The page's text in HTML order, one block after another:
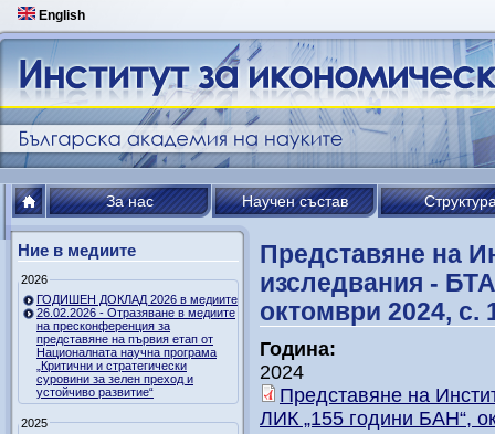
English
За нас Научен състав
Ние в медиите
2026
ГОДИШЕН ДОКЛАД 2026 в медиите
26.02.2026 - Отразяване в медиите
на пресконференция за
представяне на първия етап от
Националната научна програма
„Критични и стратегически
суровини за зелен преход и
устойчиво развитие“
2025
Представяне на
изследвания -
октомври 2024, с.
Година:
2024
Представяне на
ЛИК „155 години БАН“,